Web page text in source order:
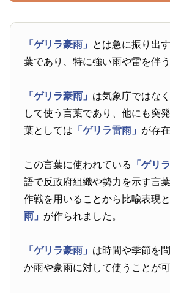
「ゲリラ豪雨」 とは急に振り出
葉であり、特に強い雨や雷を伴
「ゲリラ豪雨」 は気象庁ではな
して使う言葉であり、他にも突
葉としては 「ゲリラ雷雨」 が存
この言葉に使われている 「ゲリラ
語で反政府組織や勢力を示す言
作戦を用いることから比喩表現
雨」 が作られました。
「ゲリラ豪雨」 は時間や季節を
か雨や豪雨に対して使うことが可